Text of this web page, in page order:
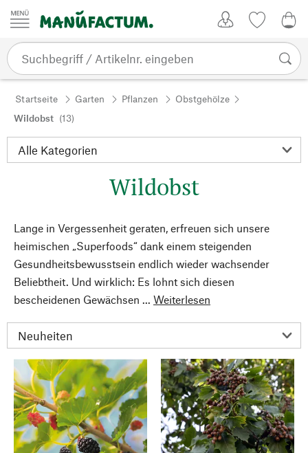
Zum Inhalt springen
Startseite Garten Pflanzen
Obstgehölze
Wildobst (13)
Wildobst
Lange in Vergessenheit geraten, erfreuen sich unsere
heimischen „Superfoods“ dank einem steigenden
Gesundheitsbewusstsein endlich wieder wachsender
Beliebtheit. Und wirklich: Es lohnt sich diesen
bescheidenen Gewächsen ... Weiterlesen